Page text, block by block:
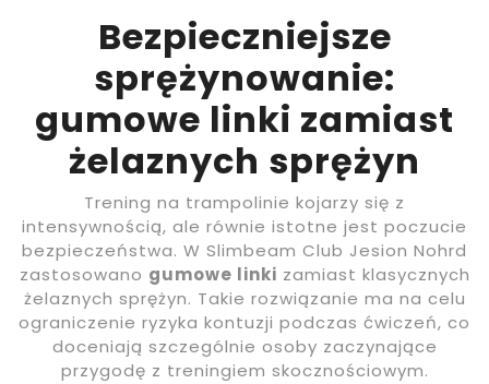
Bezpieczniejsze
sprężynowanie:
gumowe linki zamiast
żelaznych sprężyn
Trening na trampolinie kojarzy się z
intensywnością, ale równie istotne jest poczucie
bezpieczeństwa. W Slimbeam Club Jesion Nohrd
zastosowano gumowe linki zamiast klasycznych
żelaznych sprężyn. Takie rozwiązanie ma na celu
ograniczenie ryzyka kontuzji podczas ćwiczeń, co
doceniają szczególnie osoby zaczynające
przygodę z treningiem skocznościowym.